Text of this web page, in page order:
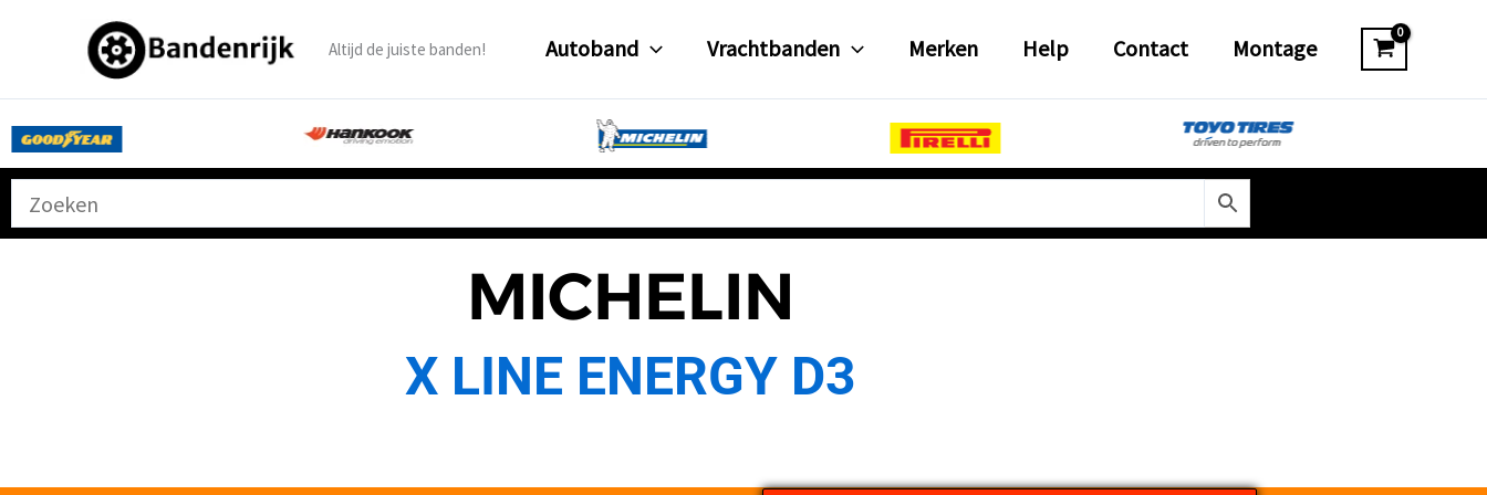
inhoud
Altijd de juiste banden! Autoband Vrachtbanden Merken Help Contact Montage
MICHELIN
X LINE ENERGY D3